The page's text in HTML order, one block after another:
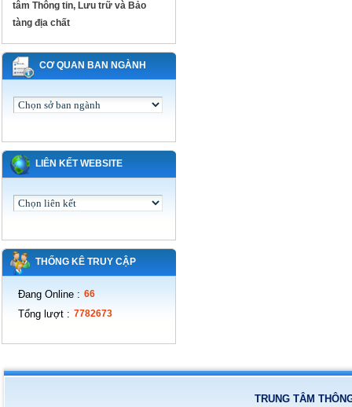
tâm Thông tin, Lưu trữ và Bảo
tàng địa chất
CƠ QUAN BAN NGÀNH
LIÊN KẾT WEBSITE
THỐNG KÊ TRUY CẬP
Đang Online : 66
Tổng lượt : 7782673
TRUNG TÂM